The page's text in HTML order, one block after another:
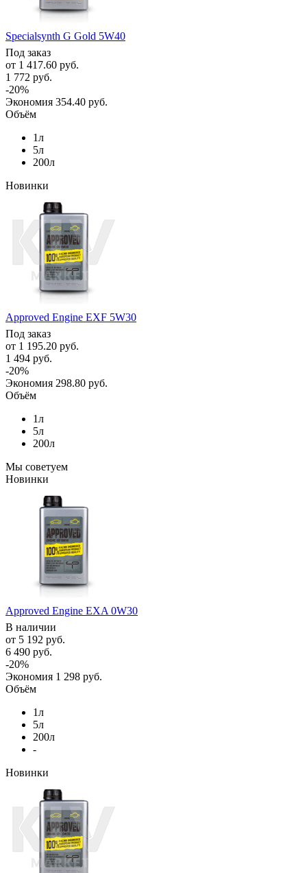
Specialsynth G Gold 5W40
Под заказ
от 1 417.60 руб.
1 772 руб.
-20%
Экономия 354.40 руб.
Объём
1л
5л
200л
Новинки
Approved Engine EXF 5W30
Под заказ
от 1 195.20 руб.
1 494 руб.
-20%
Экономия 298.80 руб.
Объём
1л
5л
200л
Мы советуем
Новинки
Approved Engine EXA 0W30
В наличии
от 5 192 руб.
6 490 руб.
-20%
Экономия 1 298 руб.
Объём
1л
5л
200л
-
Новинки